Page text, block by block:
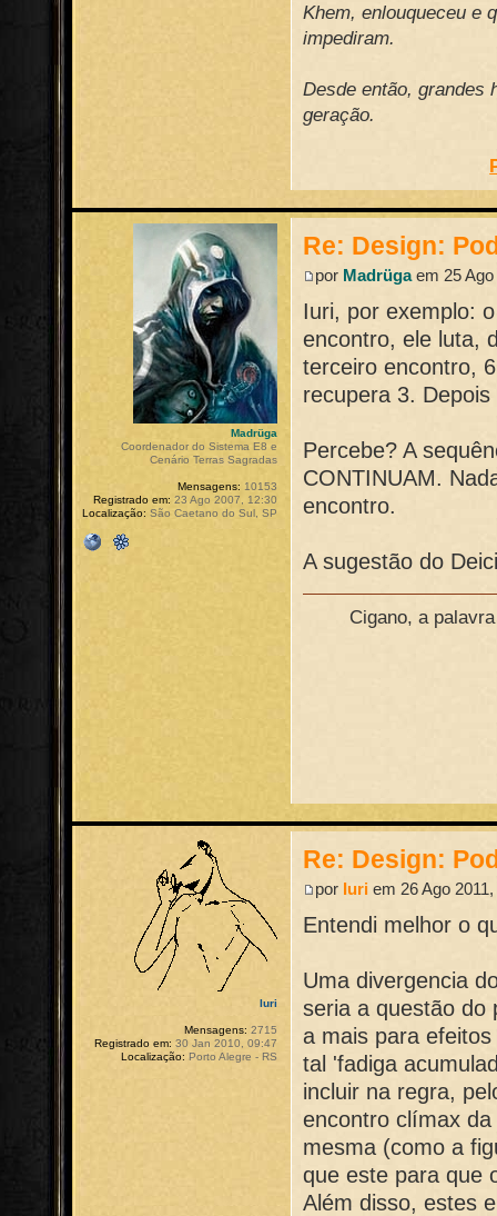
Khem, enlouqueceu e
impediram.
Desde então, grandes
geração.
Re: Design:
por Madrügaem 25 Ago
Iuri, por exemplo:
encontro, ele luta,
terceiro encontro,
recupera 3.
Percebe? A
CONTINUAM.
encontro.
A sugestão do
Cigano, a
Madrüga
Coordenador do Sistema E8 e
Cenário Terras Sagradas
Mensagens: 10153
Registrado em: 23 Ago 2007, 12:30
Localização: São Caetano do Sul, SP
Re: Design:
por Iuri em 26 Ago
Entendi melhor o
Uma divergencia
seria a questão do
a mais para
tal 'fadiga
incluir na regra,
encontro clímax
mesma (como a
que este para que
Além disso, estes
Iuri
Mensagens: 2715
Registrado em: 30 Jan 2010, 09:47
Localização: Porto Alegre - RS